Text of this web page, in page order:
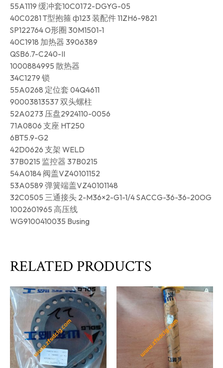
55A1119 缓冲套10C0172-DGYG-05
40C0281 T型抱箍 ф123 装配件 11ZH6-9821
SP122764 O形圈 30M1501-1
40C1918 加热器 3906389
QSB6.7-C240-II
1000884995 散热器
34C1279 锁
55A0268 定位套 04Q4611
90003813537 双头螺柱
52A0273 压盘2924110-0056
71A0806 支座 HT250
6BT5.9-G2
42D0626 支架 WELD
37B0215 监控器 37B0215
54A0184 阀盖VZ40101152
53A0589 弹簧端盖VZ40101148
32C0505 三通接头 2-M36×2-G1-1/4 SACCG-36-36-20OG
1002601965 高压线
WG9100410035 Busing
RELATED PRODUCTS